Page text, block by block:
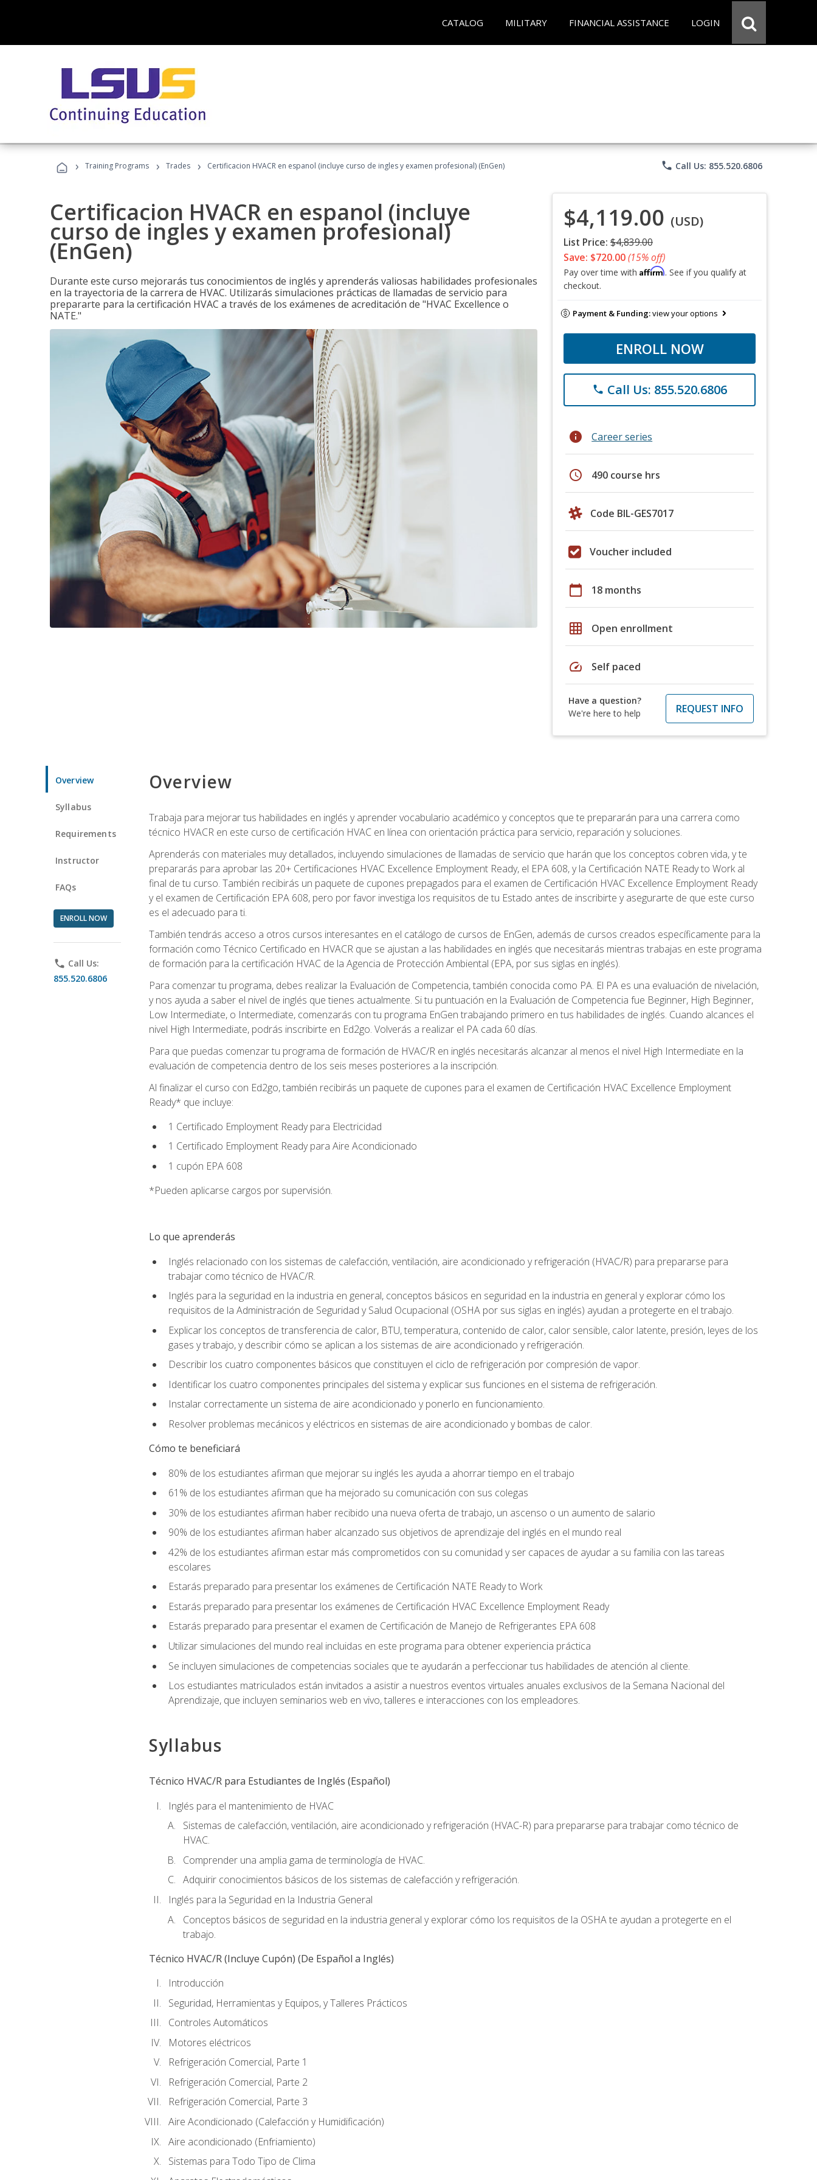
CATALOG MILITARY FINANCIAL ASSISTANCE LOGIN
› Training Programs › Trades › Certificacion HVACR en espanol (incluye curso de ingles y examen profesional) (EnGen) phone Call Us: 855.520.6806
Certificacion HVACR en espanol (incluye
curso de ingles y examen profesional)
(EnGen)
Durante este curso mejorarás tus conocimientos de inglés y aprenderás valiosas habilidades profesionales
en la trayectoria de la carrera de HVAC. Utilizarás simulaciones prácticas de llamadas de servicio para
prepararte para la certificación HVAC a través de los exámenes de acreditación de "HVAC Excellence o
NATE."
$4,119.00 (USD)
List Price: $4,839.00
Save: $720.00(15% off)
Pay over time with Affirm. See if you qualify at
checkout.
Payment & Funding:view your options
ENROLL NOW
phone Call Us: 855.520.6806
info Career series
schedule 490 course hrs
Code BIL-GES7017
Voucher included
calendar_today 18 months
grid_on Open enrollment
speed Self paced
Have a question?
We're here to help
REQUEST INFO
Overview
Syllabus
Requirements
Instructor
FAQs
ENROLL NOW
phone Call Us:
855.520.6806
Overview
Trabaja para mejorar tus habilidades en inglés y aprender vocabulario académico y conceptos que te prepararán para una carrera como
técnico HVACR en este curso de certificación HVAC en línea con orientación práctica para servicio, reparación y soluciones.
Aprenderás con materiales muy detallados, incluyendo simulaciones de llamadas de servicio que harán que los conceptos cobren vida, y te
prepararás para aprobar las 20+ Certificaciones HVAC Excellence Employment Ready, el EPA 608, y la Certificación NATE Ready to Work al
final de tu curso. También recibirás un paquete de cupones prepagados para el examen de Certificación HVAC Excellence Employment Ready
y el examen de Certificación EPA 608, pero por favor investiga los requisitos de tu Estado antes de inscribirte y asegurarte de que este curso
es el adecuado para ti.
También tendrás acceso a otros cursos interesantes en el catálogo de cursos de EnGen, además de cursos creados específicamente para la
formación como Técnico Certificado en HVACR que se ajustan a las habilidades en inglés que necesitarás mientras trabajas en este programa
de formación para la certificación HVAC de la Agencia de Protección Ambiental (EPA, por sus siglas en inglés).
Para comenzar tu programa, debes realizar la Evaluación de Competencia, también conocida como PA. El PA es una evaluación de nivelación,
y nos ayuda a saber el nivel de inglés que tienes actualmente. Si tu puntuación en la Evaluación de Competencia fue Beginner, High Beginner,
Low Intermediate, o Intermediate, comenzarás con tu programa EnGen trabajando primero en tus habilidades de inglés. Cuando alcances el
nivel High Intermediate, podrás inscribirte en Ed2go. Volverás a realizar el PA cada 60 días.
Para que puedas comenzar tu programa de formación de HVAC/R en inglés necesitarás alcanzar al menos el nivel High Intermediate en la
evaluación de competencia dentro de los seis meses posteriores a la inscripción.
Al finalizar el curso con Ed2go, también recibirás un paquete de cupones para el examen de Certificación HVAC Excellence Employment
Ready* que incluye:
1 Certificado Employment Ready para Electricidad
1 Certificado Employment Ready para Aire Acondicionado
1 cupón EPA 608
*Pueden aplicarse cargos por supervisión.
Lo que aprenderás
Inglés relacionado con los sistemas de calefacción, ventilación, aire acondicionado y refrigeración (HVAC/R) para prepararse para
trabajar como técnico de HVAC/R.
Inglés para la seguridad en la industria en general, conceptos básicos en seguridad en la industria en general y explorar cómo los
requisitos de la Administración de Seguridad y Salud Ocupacional (OSHA por sus siglas en inglés) ayudan a protegerte en el trabajo.
Explicar los conceptos de transferencia de calor, BTU, temperatura, contenido de calor, calor sensible, calor latente, presión, leyes de los
gases y trabajo, y describir cómo se aplican a los sistemas de aire acondicionado y refrigeración.
Describir los cuatro componentes básicos que constituyen el ciclo de refrigeración por compresión de vapor.
Identificar los cuatro componentes principales del sistema y explicar sus funciones en el sistema de refrigeración.
Instalar correctamente un sistema de aire acondicionado y ponerlo en funcionamiento.
Resolver problemas mecánicos y eléctricos en sistemas de aire acondicionado y bombas de calor.
Cómo te beneficiará
80% de los estudiantes afirman que mejorar su inglés les ayuda a ahorrar tiempo en el trabajo
61% de los estudiantes afirman que ha mejorado su comunicación con sus colegas
30% de los estudiantes afirman haber recibido una nueva oferta de trabajo, un ascenso o un aumento de salario
90% de los estudiantes afirman haber alcanzado sus objetivos de aprendizaje del inglés en el mundo real
42% de los estudiantes afirman estar más comprometidos con su comunidad y ser capaces de ayudar a su familia con las tareas
escolares
Estarás preparado para presentar los exámenes de Certificación NATE Ready to Work
Estarás preparado para presentar los exámenes de Certificación HVAC Excellence Employment Ready
Estarás preparado para presentar el examen de Certificación de Manejo de Refrigerantes EPA 608
Utilizar simulaciones del mundo real incluidas en este programa para obtener experiencia práctica
Se incluyen simulaciones de competencias sociales que te ayudarán a perfeccionar tus habilidades de atención al cliente.
Los estudiantes matriculados están invitados a asistir a nuestros eventos virtuales anuales exclusivos de la Semana Nacional del
Aprendizaje, que incluyen seminarios web en vivo, talleres e interacciones con los empleadores.
Syllabus
Técnico HVAC/R para Estudiantes de Inglés (Español)
Inglés para el mantenimiento de HVAC
Sistemas de calefacción, ventilación, aire acondicionado y refrigeración (HVAC-R) para prepararse para trabajar como técnico de
HVAC.
Comprender una amplia gama de terminología de HVAC.
Adquirir conocimientos básicos de los sistemas de calefacción y refrigeración.
Inglés para la Seguridad en la Industria General
Conceptos básicos de seguridad en la industria general y explorar cómo los requisitos de la OSHA te ayudan a protegerte en el
trabajo.
Técnico HVAC/R (Incluye Cupón) (De Español a Inglés)
Introducción
Seguridad, Herramientas y Equipos, y Talleres Prácticos
Controles Automáticos
Motores eléctricos
Refrigeración Comercial, Parte 1
Refrigeración Comercial, Parte 2
Refrigeración Comercial, Parte 3
Aire Acondicionado (Calefacción y Humidificación)
Aire acondicionado (Enfriamiento)
Sistemas para Todo Tipo de Clima